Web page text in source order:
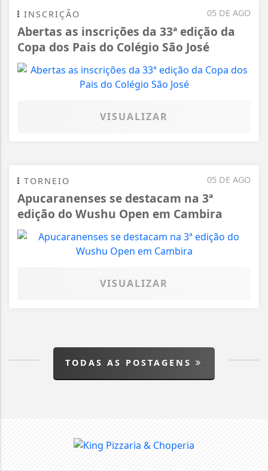
05 DE AGO
INSCRIÇÃO
Abertas as inscrições da 33ª edição da
Copa dos Pais do Colégio São José
VISUALIZAR
05 DE AGO
TORNEIO
Apucaranenses se destacam na 3ª
edição do Wushu Open em Cambira
VISUALIZAR
TODAS AS POSTAGENS